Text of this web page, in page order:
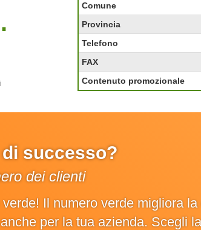
Comune
Provincia
Telefono
FAX
Contenuto promozionale
successo?
dei clienti
Il numero verde migliora
per la tua azienda. Scegli